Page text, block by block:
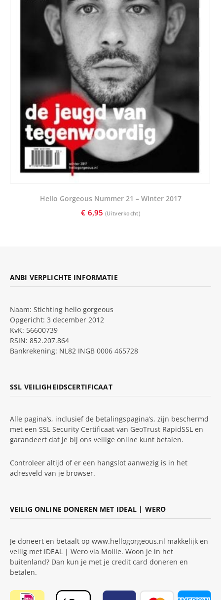
Hello Gorgeous Nummer 21 – Winter 2017
€ 6,95
ANBI VERPLICHTE INFORMATIE
Naam: Stichting hello gorgeous
Opgericht: 3 december 2012
KvK: 56600739
RSIN: 852.207.864
Bankrekening: NL82 INGB 0006 465728
SSL VEILIGHEIDSCERTIFICAAT
Alle pagina’s, inclusief de betalingspagina’s, zijn beschermd
met een SSL Security Certificaat van GeoTrust RapidSSL en
garandeert dat je bij ons veilige online kunt betalen.
Controleer altijd of er een hangslot aanwezig is in het
adresveld van je browser.
VEILIG ONLINE DONEREN MET IDEAL | WERO
Je doneert en betaalt op www.hellogorgeous.nl makkelijk en
veilig met iDEAL | Wero via Mollie. Woon je in het
buitenland? Dan kun je met je credit card doneren en
betalen.